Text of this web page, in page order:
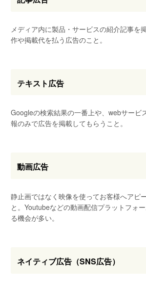
メディア内に製品・サービスの紹介記事を
作や掲載代を払う広告のこと。
テキスト広告
Googleの検索結果の一番上や、webサービ
報のみで広告を掲載してもらうこと。
動画広告
静止画ではなく映像を使ってお客様へアピ
と。Youtubeなどの動画配信プラットフォ
る機会が多い。
ネイティブ広告（SNS広告）